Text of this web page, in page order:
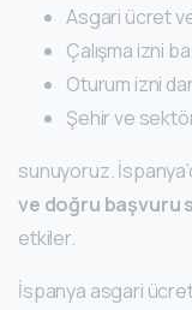
Asgari ücret
Çalışma izni
Oturum izni
Şehir ve
sunuyoruz.
ve doğru başvuru
etkiler.
İspanya asgari